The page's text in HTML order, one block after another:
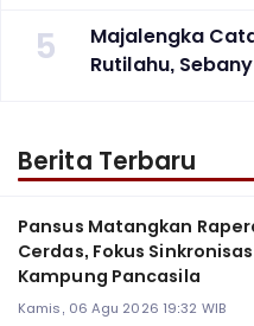
5
Majalengka
Rutilahu,
Berita Terbaru
Pansus Matangkan
Cerdas, Fokus
Kampung Pancasila
Kamis, 06 Agu 2026 19:32 WIB